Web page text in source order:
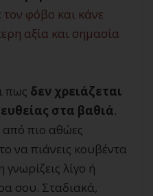
τον φόβο και κάνε
αξία και σημασία
πως δεν χρειάζεται
στα βαθιά.
από πιο αθώες
να πιάνεις κουβέντα
λίγο ή
σου. Σταδιακά,